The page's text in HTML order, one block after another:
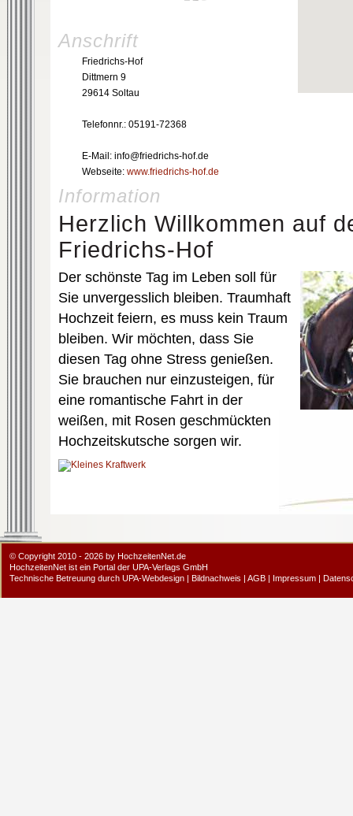
Anschrift
Friedrichs-Hof
Dittmern 9
29614 Soltau
Telefonnr.: 05191-72368
E-Mail: info@friedrichs-hof.de
Webseite: www.friedrichs-hof.de
Information
Herzlich Willkommen auf
Friedrichs-Hof
Der schönste Tag im Leben soll für
Sie unvergesslich bleiben. Traumhaft
Hochzeit feiern, es muss kein Traum
bleiben. Wir möchten, dass Sie
diesen Tag ohne Stress genießen.
Sie brauchen nur einzusteigen, für
eine romantische Fahrt in der
weißen, mit Rosen geschmückten
Hochzeitskutsche sorgen wir.
© Copyright 2010 - 2026 by HochzeitenNet.de
HochzeitenNet ist ein Portal der UPA-Verlags GmbH
Technische Betreuung durch UPA-Webdesign | Bildnachweis | AGB | Impressum |